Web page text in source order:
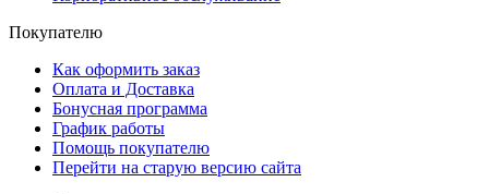
Покупателю
Как оформить заказ
Оплата и Доставка
Бонусная программа
График работы
Помощь покупателю
Перейти на старую версию сайта